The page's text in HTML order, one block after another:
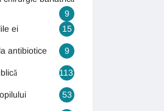
9
ei
15
antibiotice 9
1131
53